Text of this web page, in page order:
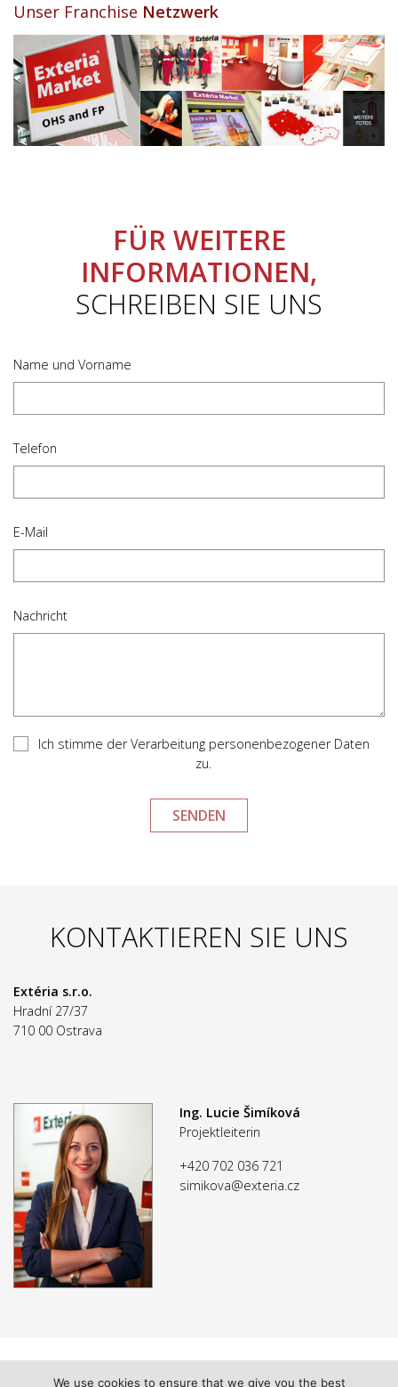
Unser Franchise Netzwerk
FÜR WEITERE
INFORMATIONEN,
SCHREIBEN SIE UNS
Name und Vorname
Telefon
E-Mail
Nachricht
Ich stimme der Verarbeitung personenbezogener Daten
zu.
KONTAKTIEREN SIE UNS
Extéria s.r.o.
Hradní 27/37
710 00 Ostrava
Ing. Lucie Šimíková
Projektleiterin
+420 702 036 721
simikova@exteria.cz
We use cookies to ensure that we give you the best